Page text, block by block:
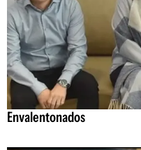
Envalentonados